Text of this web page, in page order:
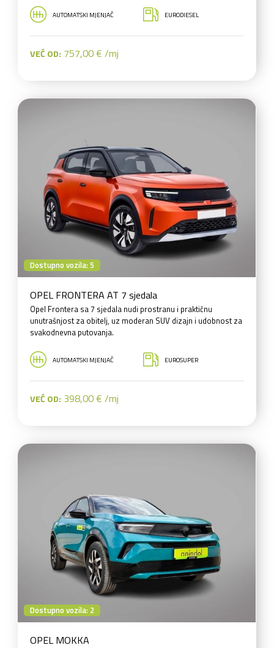
AUTOMATSKI MJENJAČ EURODIESEL
VEĆ OD: 757,00 € /mj
Dostupno vozila: 5
OPEL FRONTERA AT 7 sjedala
Opel Frontera sa 7 sjedala nudi prostranu i praktičnu
unutrašnjost za obitelj, uz moderan SUV dizajn i udobnost za
svakodnevna putovanja.
AUTOMATSKI MJENJAČ EUROSUPER
VEĆ OD: 398,00 € /mj
Dostupno vozila: 2
OPEL MOKKA